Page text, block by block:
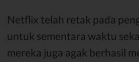
Netflix telah retak pada
untuk sementara waktu
mereka juga agak berhasil